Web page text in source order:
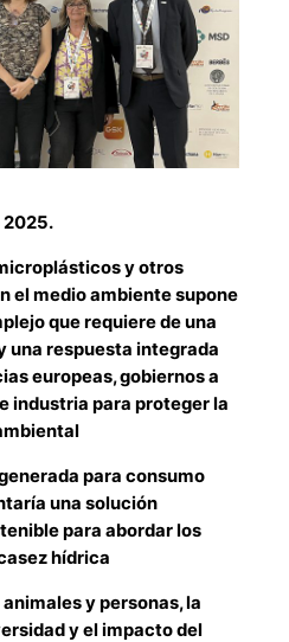
2025.
y otros
el medio ambiente supone
que requiere de una
una respuesta integrada
europeas, gobiernos a
industria para proteger la
para consumo
una solución
para abordar los
hídrica
y personas, la
y el impacto del